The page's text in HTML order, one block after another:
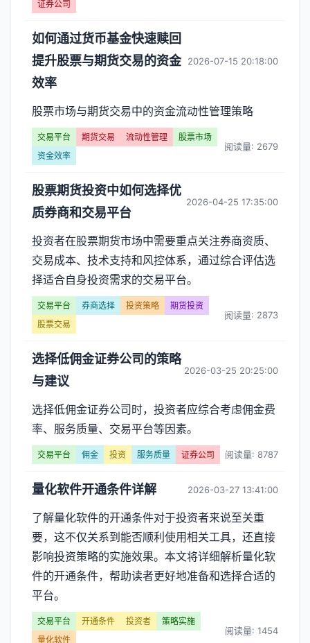
证券公司
如何通过货币基金快速赎回
提升股票与期货交易的资金
效率
2026-07-15 20:18:00
股票市场与期货交易中的资金流动性管理策略
交易平台 期货交易 流动性管理
股票市场
资金效率
阅读量: 2679
股票期货投资中如何选择优
质券商和交易平台
2026-04-25 17:35:00
投资者在股票期货市场中需要重点关注券商资质、
交易成本、技术支持和风控体系，通过综合评估选
择适合自身投资需求的交易平台。
交易平台 券商选择 投资策略
期货投资
股票交易
阅读量: 2873
选择低佣金证券公司的策略
与建议
2026-03-25 20:25:00
选择低佣金证券公司时，投资者应综合考虑佣金费
率、服务质量、交易平台等因素。
交易平台 佣金 投资 服务质量 证券公司 阅读量: 8787
量化软件开通条件详解 2026-03-27 13:41:00
了解量化软件的开通条件对于投资者来说至关重
要，这不仅关系到能否顺利使用相关工具，还直接
影响投资策略的实施效果。本文将详细解析量化软
件的开通条件，帮助读者更好地准备和选择合适的
平台。
交易平台 开通条件 投资者
策略实施
量化软件
阅读量: 1454